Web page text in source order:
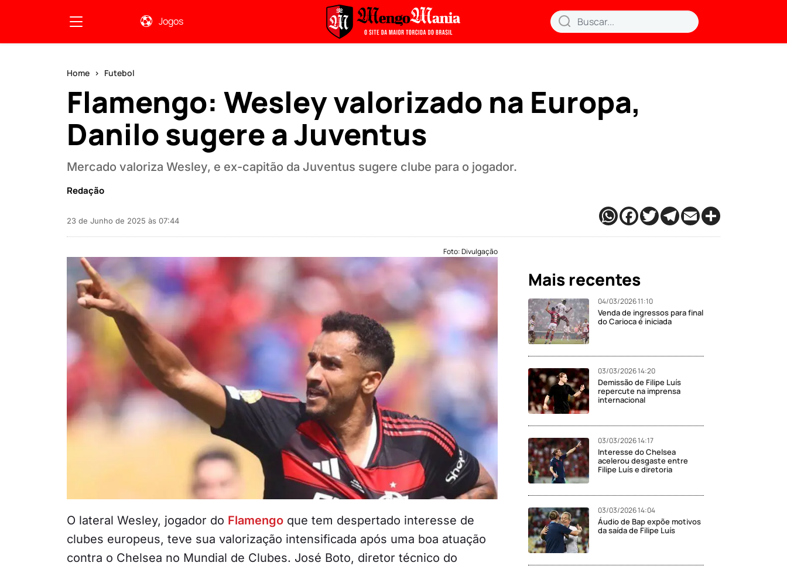
Jogos
Home Futebol
Flamengo: Wesley valorizado na Europa,
Danilo sugere a Juventus
Mercado valoriza Wesley, e ex-capitão da Juventus sugere clube para o jogador.
Redação
23 de Junho de 2025 às 07:44
Foto: Divulgação
O lateral Wesley, jogador do Flamengo que tem despertado interesse de
clubes europeus, teve sua valorização intensificada após uma boa atuação
contra o Chelsea no Mundial de Clubes. José Boto, diretor técnico do
Mais recentes
04/03/2026 11:10
Venda de ingressos para final
do Carioca é iniciada
03/03/2026 14:20
Demissão de Filipe Luís
repercute na imprensa
internacional
03/03/2026 14:17
Interesse do Chelsea
acelerou desgaste entre
Filipe Luís e diretoria
03/03/2026 14:04
Áudio de Bap expõe motivos
da saída de Filipe Luís